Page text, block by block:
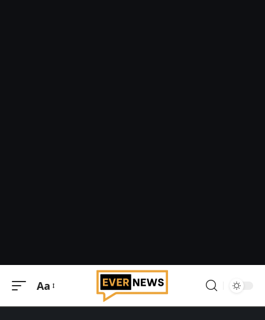
Μεγέθυνση
Aa